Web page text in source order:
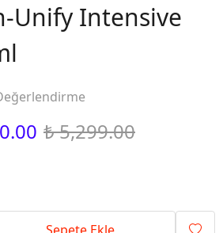
Unify Intensive
₺ 5,299.00